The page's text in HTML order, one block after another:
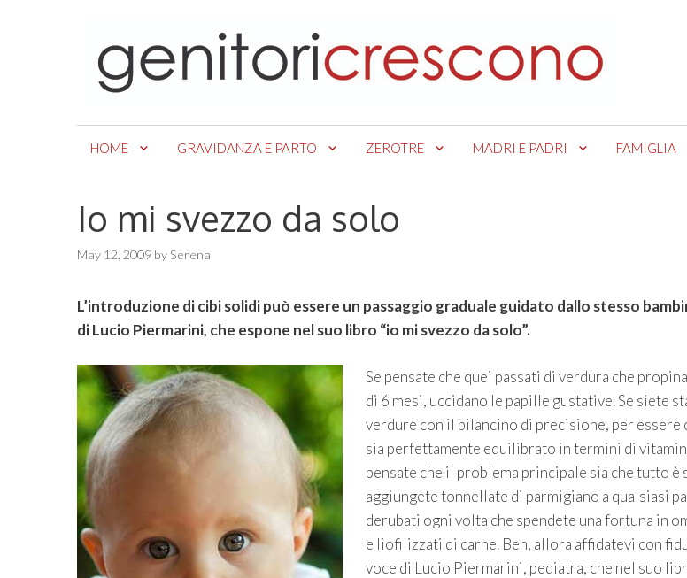
HOME GRAVIDANZA E PARTO ZEROTRE MADRI E PADRI FAMIGLIA
Io mi svezzo da solo
May 12, 2009 by Serena
L’introduzione di cibi solidi può essere un passaggio graduale guidato dallo stesso
di Lucio Piermarini, che espone nel suo libro “io mi svezzo da solo”.
Se pensate che quei passati di verdura che
di 6 mesi, uccidano le papille gustative. Se siete
verdure con il bilancino di precisione, per essere
sia perfettamente equilibrato in termini di
pensate che il problema principale sia che tutto è
aggiungete tonnellate di parmigiano a qualsiasi
derubati ogni volta che spendete una fortuna in
e liofilizzati di carne. Beh, allora affidatevi con
voce di Lucio Piermarini, pediatra, che nel suo